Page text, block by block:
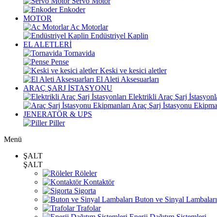
Enkoder
MOTOR
Ac Motorlar
Endüstriyel Kaplin
EL ALETLERİ
Tornavida
Pense
Keski ve kesici aletler
El Aleti Aksesuarları
ARAÇ ŞARJ İSTASYONU
Elektrikli Araç Şarj
Araç Şarj İstasyonu
JENERATÖR & UPS
Piller
Menü
ŞALT
ŞALT
Röleler
Kontaktör
Sigorta
Buton ve Sinyal Lambaları
Trafolar